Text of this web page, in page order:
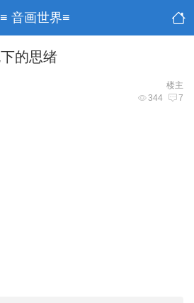
≡ 音画世界≡
的思绪
楼主
344 7